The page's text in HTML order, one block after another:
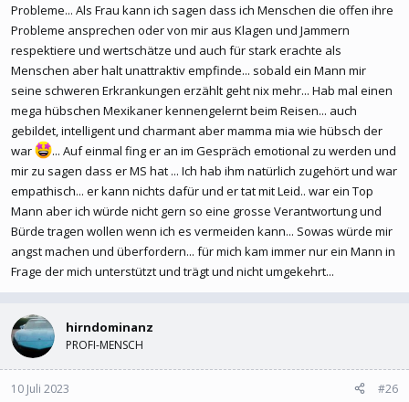
Probleme... Als Frau kann ich sagen dass ich Menschen die offen ihre
Probleme ansprechen oder von mir aus Klagen und Jammern
respektiere und wertschätze und auch für stark erachte als
Menschen aber halt unattraktiv empfinde... sobald ein Mann mir
seine schweren Erkrankungen erzählt geht nix mehr... Hab mal einen
mega hübschen Mexikaner kennengelernt beim Reisen... auch
gebildet, intelligent und charmant aber mamma mia wie hübsch der
war
... Auf einmal fing er an im Gespräch emotional zu werden und
mir zu sagen dass er MS hat ... Ich hab ihm natürlich zugehört und war
empathisch... er kann nichts dafür und er tat mit Leid.. war ein Top
Mann aber ich würde nicht gern so eine grosse Verantwortung und
Bürde tragen wollen wenn ich es vermeiden kann... Sowas würde mir
angst machen und überfordern... für mich kam immer nur ein Mann in
Frage der mich unterstützt und trägt und nicht umgekehrt...
hirndominanz
PROFI-MENSCH
10 Juli 2023 #26